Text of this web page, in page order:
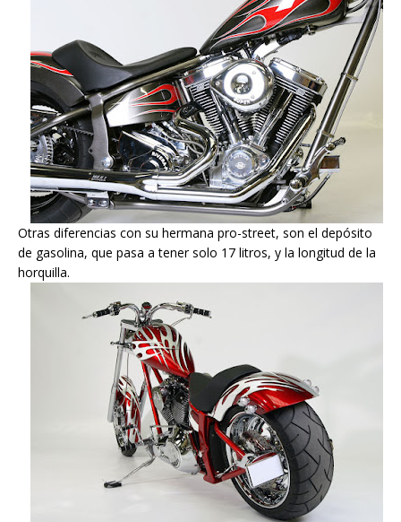
Otras diferencias con su hermana pro-street, son el depósito
de gasolina, que pasa a tener solo 17 litros, y la longitud de la
horquilla.